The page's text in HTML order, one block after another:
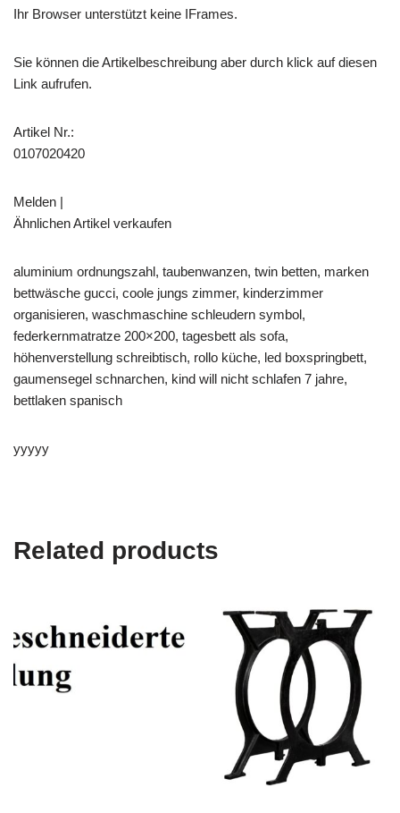
Ihr Browser unterstützt keine IFrames.
Sie können die Artikelbeschreibung aber durch klick auf diesen
Link aufrufen.
Artikel Nr.:
0107020420
Melden |
Ähnlichen Artikel verkaufen
aluminium ordnungszahl, taubenwanzen, twin betten, marken
bettwäsche gucci, coole jungs zimmer, kinderzimmer
organisieren, waschmaschine schleudern symbol,
federkernmatratze 200×200, tagesbett als sofa,
höhenverstellung schreibtisch, rollo küche, led boxspringbett,
gaumensegel schnarchen, kind will nicht schlafen 7 jahre,
bettlaken spanisch
yyyyy
Related products